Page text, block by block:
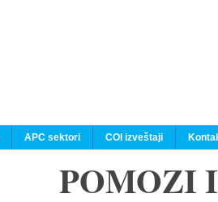
APC sektori COI izveštaji
POMOZI